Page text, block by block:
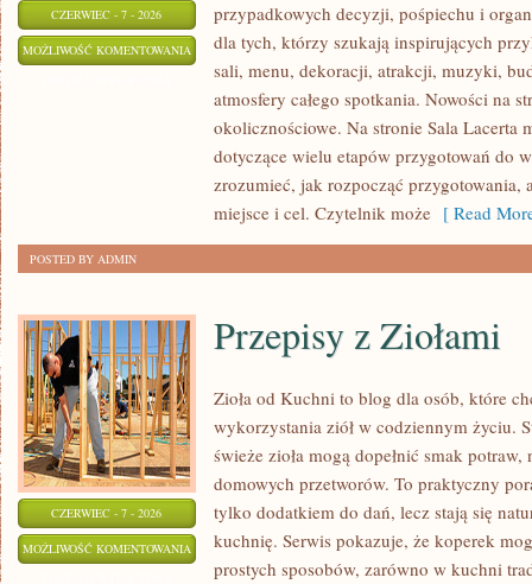
CZERWIEC - 7 - 2026
MOŻLIWOŚĆ KOMENTOWANIA ATRAKCJE
ANIMACJE
przypadkowych decyzji, pośpiechu i
dla tych, którzy szukają inspirujących
sali, menu, dekoracji, atrakcji, muzyki,
atmosfery całego spotkania. Nowości na
okolicznościowe. Na stronie Sala Lacerta
dotyczące wielu etapów przygotowań do
zrozumieć, jak rozpocząć przygotowania,
miejsce i cel. Czytelnik może [ Read
POSTED BY ADMIN
CZERWIEC - 7 - 2026
MOŻLIWOŚĆ KOMENTOWANIA PRZEPISY
Przepisy z Ziołami
Zioła od Kuchni to blog dla osób, które
wykorzystania ziół w codziennym życiu.
świeże zioła mogą dopełnić smak
domowych przetworów. To praktyczny
tylko dodatkiem do dań, lecz stają się
kuchnię. Serwis pokazuje, że koperek
prostych sposobów, zarówno w kuchni